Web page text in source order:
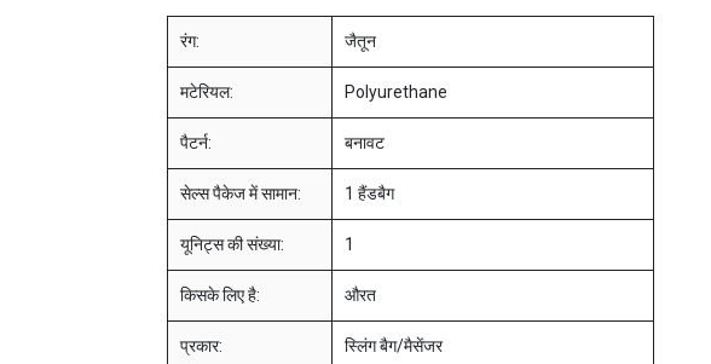
रंग: जैतून
मटेरियल: Polyurethane
पैटर्न: बनावट
सेल्स पैकेज में सामान: 1 हैंडबैग
यूनिट्स की संख्या: 1
किसके लिए है: औरत
प्रकार: स्लिंग बैग/मैसेंजर